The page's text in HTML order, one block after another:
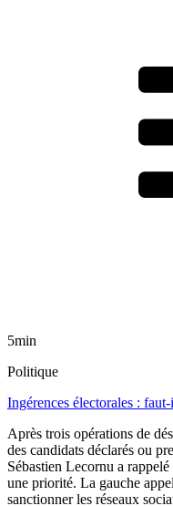
5min
Politique
Ingérences électorales :
Après trois opérations de
des candidats déclarés ou
Sébastien Lecornu a
une priorité. La gauche
sanctionner les réseaux